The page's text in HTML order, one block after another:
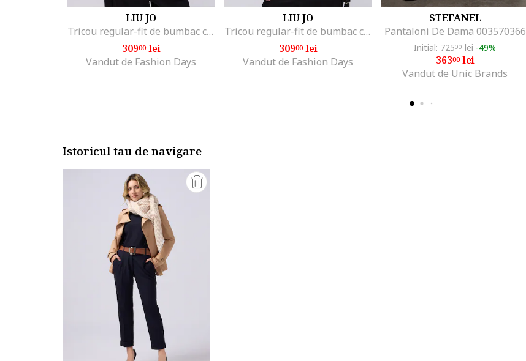
LIU JO
Tricou regular-fit de bumbac cu aplicatie din strasuri, Alb/Negru/Portocaliu mandarina
30900lei
Vandut de Fashion Days
LIU JO
Tricou regular-fit de bumbac cu aplicatie din strasuri, Alb optic
30900lei
Vandut de Fashion Days
STEFANEL
Pantaloni De Dama 003570366
Initial: 72500 lei -49%
36300lei
Vandut de Unic Brands
Istoricul tau de navigare